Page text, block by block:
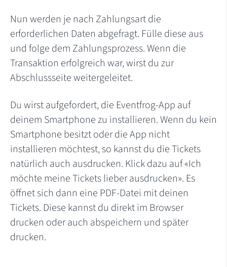
Nun werden je nach Zahlungsart die
erforderlichen Daten abgefragt. Fülle diese aus
und folge dem Zahlungsprozess. Wenn die
Transaktion erfolgreich war, wirst du zur
Abschlussseite weitergeleitet.
Du wirst aufgefordert, die Eventfrog-App auf
deinem Smartphone zu installieren. Wenn du kein
Smartphone besitzt oder die App nicht
installieren möchtest, so kannst du die Tickets
natürlich auch ausdrucken. Klick dazu auf «Ich
möchte meine Tickets lieber ausdrucken». Es
öffnet sich dann eine PDF-Datei mit deinen
Tickets. Diese kannst du direkt im Browser
drucken oder auch abspeichern und später
drucken.